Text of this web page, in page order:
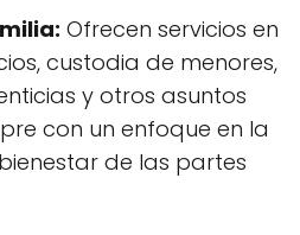
Ofrecen servicios en
custodia de menores,
y otros asuntos
con un enfoque en la
de las partes